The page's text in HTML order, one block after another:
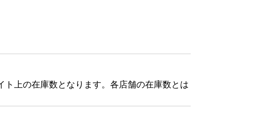
上の在庫数となります。各店舗の在庫数とは